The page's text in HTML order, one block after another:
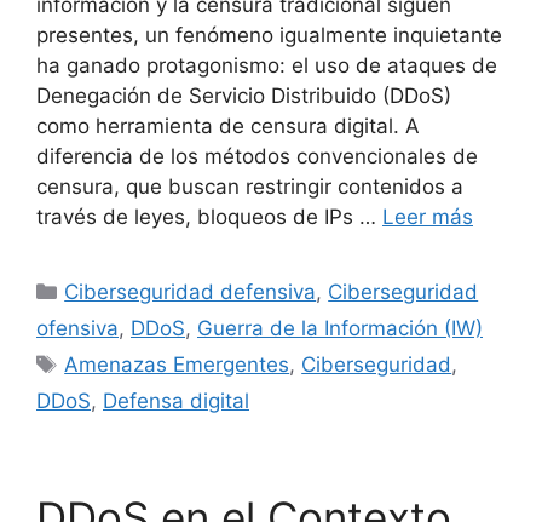
información y la censura tradicional siguen
presentes, un fenómeno igualmente inquietante
ha ganado protagonismo: el uso de ataques de
Denegación de Servicio Distribuido (DDoS)
como herramienta de censura digital. A
diferencia de los métodos convencionales de
censura, que buscan restringir contenidos a
través de leyes, bloqueos de IPs … Leer más
Categorías
Ciberseguridad defensiva, Ciberseguridad
ofensiva, DDoS, Guerra de la Información (IW)
Etiquetas
Amenazas Emergentes, Ciberseguridad,
DDoS, Defensa digital